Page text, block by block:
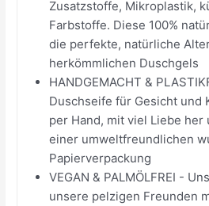
Zusatzstoffe, Mikroplastik,
Farbstoffe. Diese 100%
die perfekte, natürliche
herkömmlichen Duschgels
HANDGEMACHT &
Duschseife für Gesicht und
per Hand, mit viel Liebe her
einer umweltfreundlichen
Papierverpackung
VEGAN & PALMÖLFREI -
unsere pelzigen Freunden